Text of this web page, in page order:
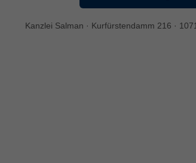
Kanzlei Salman · Kurfürstendamm 216 ·